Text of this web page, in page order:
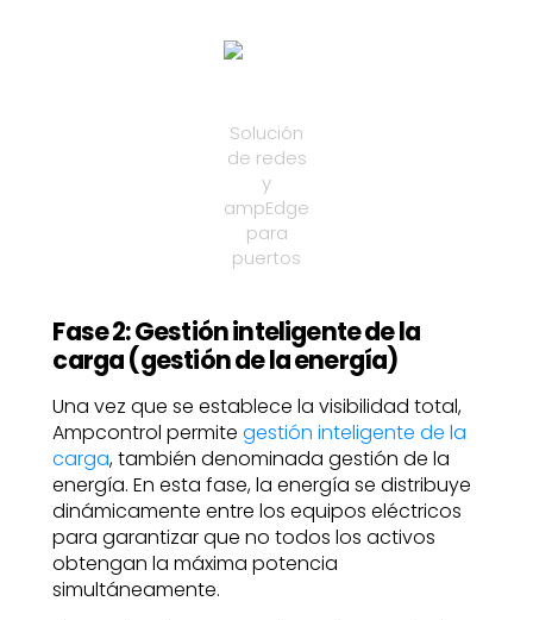
Solución
de redes
y
ampEdge
para
puertos
Fase 2: Gestión inteligente de la
carga (gestión de la energía)
Una vez que se establece la visibilidad total,
Ampcontrol permitegestión inteligente de la
carga, también denominada gestión de la
energía. En esta fase, la energía se distribuye
dinámicamente entre los equipos eléctricos
para garantizar que no todos los activos
obtengan la máxima potencia
simultáneamente.